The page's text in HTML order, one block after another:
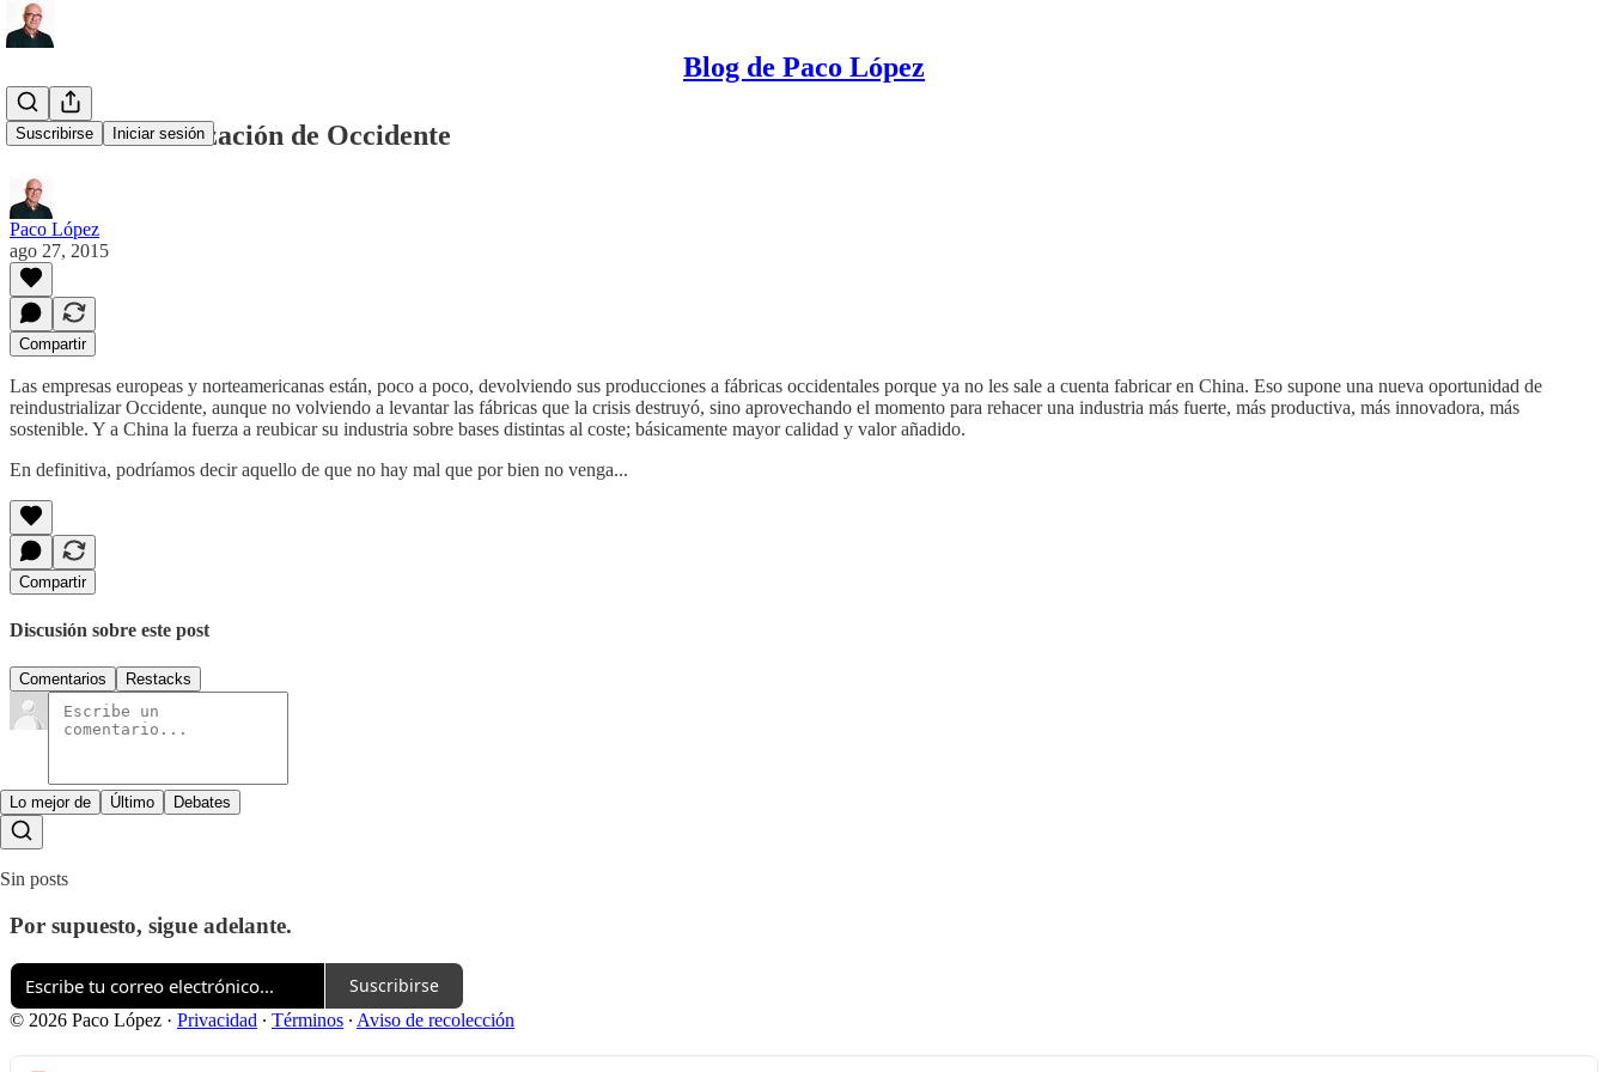
Blog de Paco López
Suscribirse Iniciar sesión
La reindustrialización de Occidente
Paco López
ago 27, 2015
Compartir
Las empresas europeas y norteamericanas están, poco a poco, devolviendo sus producciones a fábricas occidentales porque ya no les sale a cuenta fabricar en China. Eso supone una nueva oportunidad de
reindustrializar Occidente, aunque no volviendo a levantar las fábricas que la crisis destruyó, sino aprovechando el momento para rehacer una industria más fuerte, más productiva, más innovadora, más
sostenible. Y a China la fuerza a reubicar su industria sobre bases distintas al coste; básicamente mayor calidad y valor añadido.
En definitiva, podríamos decir aquello de que no hay mal que por bien no venga...
Compartir
Discusión sobre este post
Comentarios Restacks
Lo mejor de Último Debates
Sin posts
Por supuesto, sigue adelante.
Suscribirse
© 2026 Paco López · Privacidad ∙ Términos ∙ Aviso de recolección